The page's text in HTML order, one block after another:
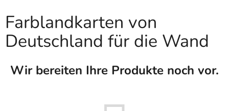
Farblandkarten von
Deutschland für die Wand
Wir bereiten Ihre Produkte noch vor.